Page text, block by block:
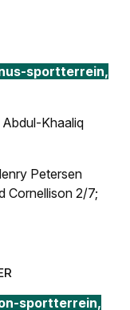
sportterrein,
Khaaliq
Petersen
Cornellison 2/7;
sportterrein,